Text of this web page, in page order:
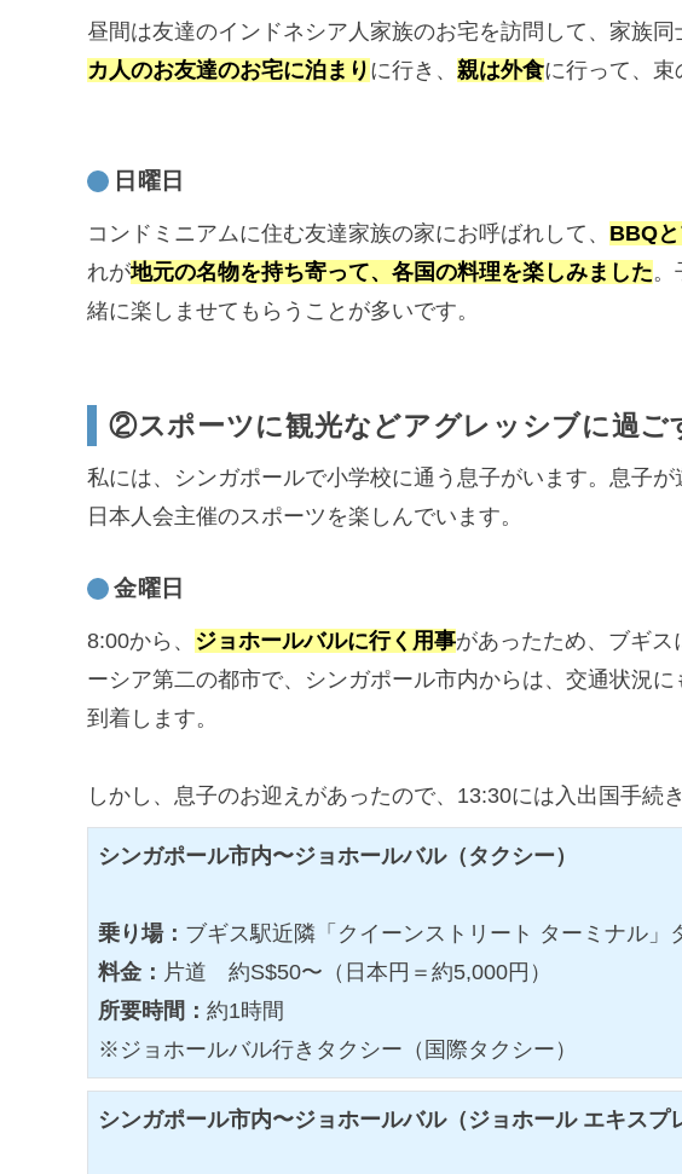
昼間は友達のインドネシア人家族のお宅を訪問して、家族
カ人のお友達のお宅に泊まり に行き、 親は外食に行って、束
日曜日
コンドミニアムに住む友達家族の家にお呼ばれして、 BBQ
れが地元の名物を持ち寄って、各国の料理を楽しみました。
緒に楽しませてもらうことが多いです。
②スポーツに観光などアグレッシブに過ご
私には、シンガポールで小学校に通う息子がいます。息子
日本人会主催のスポーツを楽しんでいます。
金曜日
8:00から、 ジョホールバルに行く用事があったため、ブギ
ーシア第二の都市で、シンガポール市内からは、交通状況
到着します。
しかし、息子のお迎えがあったので、13:30には入出国手続
シンガポール市内〜ジョホールバル（タクシー）
乗り場： ブギス駅近隣「クイーンストリート ターミナル」
料金： 片道 約S$50〜（日本円＝約5,000円）
所要時間： 約1時間
※ジョホールバル行きタクシー（国際タクシー）
シンガポール市内〜ジョホールバル（ジョホール エキスプ